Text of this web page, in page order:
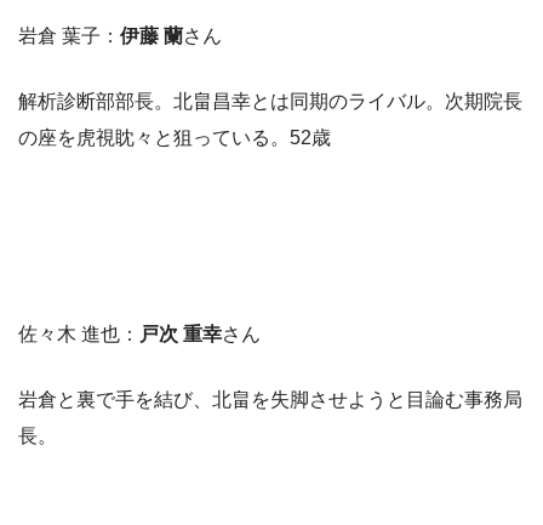
岩倉 葉子： 伊藤 蘭さん
解析診断部部長。北畠昌幸とは同期のライバル。次期院長
の座を虎視眈々と狙っている。52歳
佐々木 進也： 戸次 重幸さん
岩倉と裏で手を結び、北畠を失脚させようと目論む事務局
長。